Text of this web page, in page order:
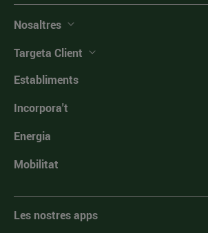
Nosaltres
Targeta Client
Establiments
Incorpora't
Energia
Mobilitat
Les nostres apps